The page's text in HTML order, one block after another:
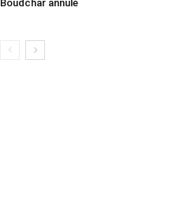
Boudchar annulé